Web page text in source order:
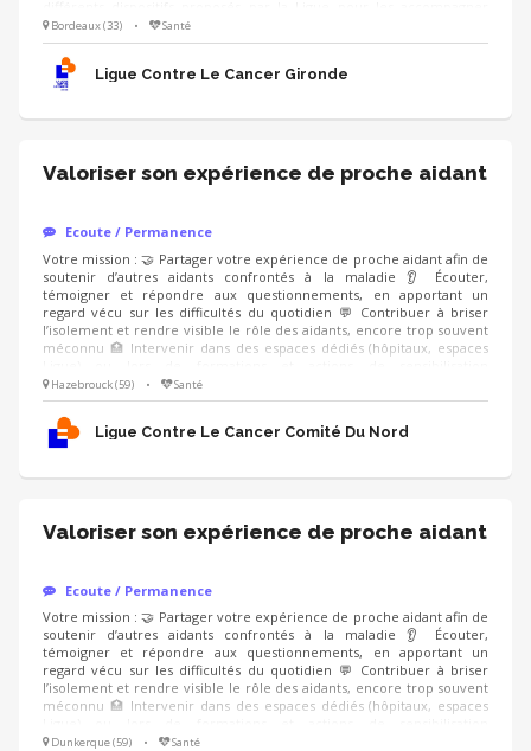
dans leur parcours de soins Compétences: - Capacité d’écoute,
empathie - Respect de la confidentialité - Aisance orale et qualités
relationnelles - Capacité à travailler en équipe et à respecter les
consignes
Bordeaux (33) • Santé
Ligue Contre Le Cancer Gironde
Valoriser son expérience de proche aidant
Ecoute / Permanence
Votre mission : 🤝 Partager votre expérience de proche aidant afin de
soutenir d’autres aidants confrontés à la maladie 👂 Écouter,
témoigner et répondre aux questionnements, en apportant un
regard vécu sur les difficultés du quotidien 💬 Contribuer à briser
l’isolement et rendre visible le rôle des aidants, encore trop souvent
méconnu 🏥 Intervenir dans des espaces dédiés (hôpitaux, espaces
(professionnels de santé, entreprises), en étant accompagné.e par un
modérateur formé Compétences : ❤️ Écoute bienveillante et
empathie 🗝️ Capacité à prendre du recul sur son vécu 🤐 Respect du
cadre et de la confidentialité
Hazebrouck (59) • Santé
Ligue Contre Le Cancer Comité Du Nord
Valoriser son expérience de proche aidant
Ecoute / Permanence
Votre mission : 🤝 Partager votre expérience de proche aidant afin de
soutenir d’autres aidants confrontés à la maladie 👂 Écouter,
témoigner et répondre aux questionnements, en apportant un
regard vécu sur les difficultés du quotidien 💬 Contribuer à briser
l’isolement et rendre visible le rôle des aidants, encore trop souvent
méconnu 🏥 Intervenir dans des espaces dédiés (hôpitaux, espaces
(professionnels de santé, entreprises), en étant accompagné.e par un
Dunkerque (59) • Santé